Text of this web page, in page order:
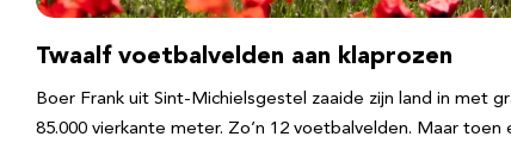
Twaalf voetbalvelden aan klaprozen
Boer Frank uit Sint-Michielsgestel zaaide zijn land in met
85.000 vierkante meter. Zo’n 12 voetbalvelden. Maar toen